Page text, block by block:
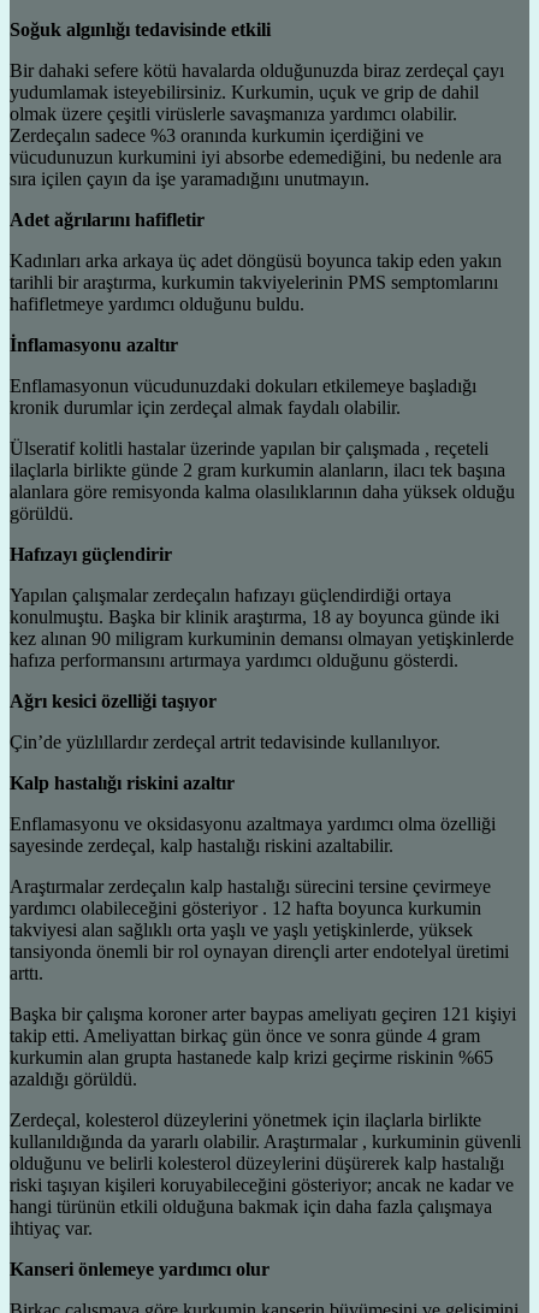
Soğuk algınlığı tedavisinde etkili
Bir dahaki sefere kötü havalarda olduğunuzda biraz zerdeçal çayı
yudumlamak isteyebilirsiniz. Kurkumin, uçuk ve grip de dahil
olmak üzere çeşitli virüslerle savaşmanıza yardımcı olabilir.
Zerdeçalın sadece %3 oranında kurkumin içerdiğini ve
vücudunuzun kurkumini iyi absorbe edemediğini, bu nedenle ara
sıra içilen çayın da işe yaramadığını unutmayın.
Adet ağrılarını hafifletir
Kadınları arka arkaya üç adet döngüsü boyunca takip eden yakın
tarihli bir araştırma, kurkumin takviyelerinin PMS semptomlarını
hafifletmeye yardımcı olduğunu buldu.
İnflamasyonu azaltır
Enflamasyonun vücudunuzdaki dokuları etkilemeye başladığı
kronik durumlar için zerdeçal almak faydalı olabilir.
Ülseratif kolitli hastalar üzerinde yapılan bir çalışmada , reçeteli
ilaçlarla birlikte günde 2 gram kurkumin alanların, ilacı tek başına
alanlara göre remisyonda kalma olasılıklarının daha yüksek olduğu
görüldü.
Hafızayı güçlendirir
Yapılan çalışmalar zerdeçalın hafızayı güçlendirdiği ortaya
konulmuştu. Başka bir klinik araştırma, 18 ay boyunca günde iki
kez alınan 90 miligram kurkuminin demansı olmayan yetişkinlerde
hafıza performansını artırmaya yardımcı olduğunu gösterdi.
Ağrı kesici özelliği taşıyor
Çin’de yüzlıllardır zerdeçal artrit tedavisinde kullanılıyor.
Kalp hastalığı riskini azaltır
Enflamasyonu ve oksidasyonu azaltmaya yardımcı olma özelliği
sayesinde zerdeçal, kalp hastalığı riskini azaltabilir.
Araştırmalar zerdeçalın kalp hastalığı sürecini tersine çevirmeye
yardımcı olabileceğini gösteriyor . 12 hafta boyunca kurkumin
takviyesi alan sağlıklı orta yaşlı ve yaşlı yetişkinlerde, yüksek
tansiyonda önemli bir rol oynayan dirençli arter endotelyal üretimi
arttı.
Başka bir çalışma koroner arter baypas ameliyatı geçiren 121 kişiyi
takip etti. Ameliyattan birkaç gün önce ve sonra günde 4 gram
kurkumin alan grupta hastanede kalp krizi geçirme riskinin %65
azaldığı görüldü.
Zerdeçal, kolesterol düzeylerini yönetmek için ilaçlarla birlikte
kullanıldığında da yararlı olabilir. Araştırmalar , kurkuminin güvenli
olduğunu ve belirli kolesterol düzeylerini düşürerek kalp hastalığı
riski taşıyan kişileri koruyabileceğini gösteriyor; ancak ne kadar ve
hangi türünün etkili olduğuna bakmak için daha fazla çalışmaya
ihtiyaç var.
Kanseri önlemeye yardımcı olur